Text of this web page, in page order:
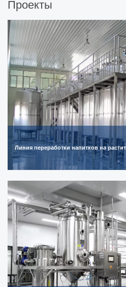
Проекты
Линия переработки напитков на